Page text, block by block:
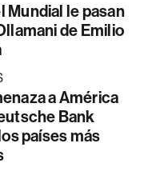
Mundial le pasan
de Emilio
a América
Bank
países más